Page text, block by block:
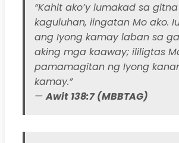
“Kahit ako’y lumakad sa
kaguluhan, iingatan Mo ako.
ang Iyong kamay laban sa
aking mga kaaway; ililigtas
pamamagitan ng Iyong
kamay.”
—Awit 138:7 (MBBTAG)